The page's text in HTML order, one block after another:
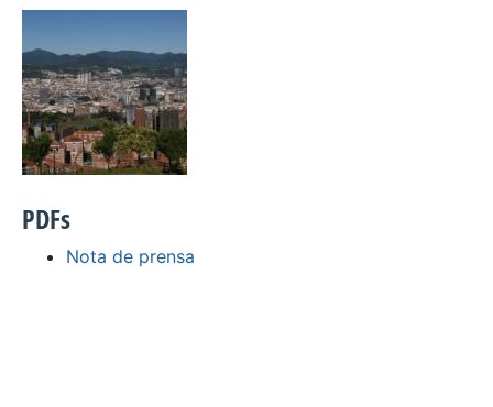
PDFs
Nota de prensa